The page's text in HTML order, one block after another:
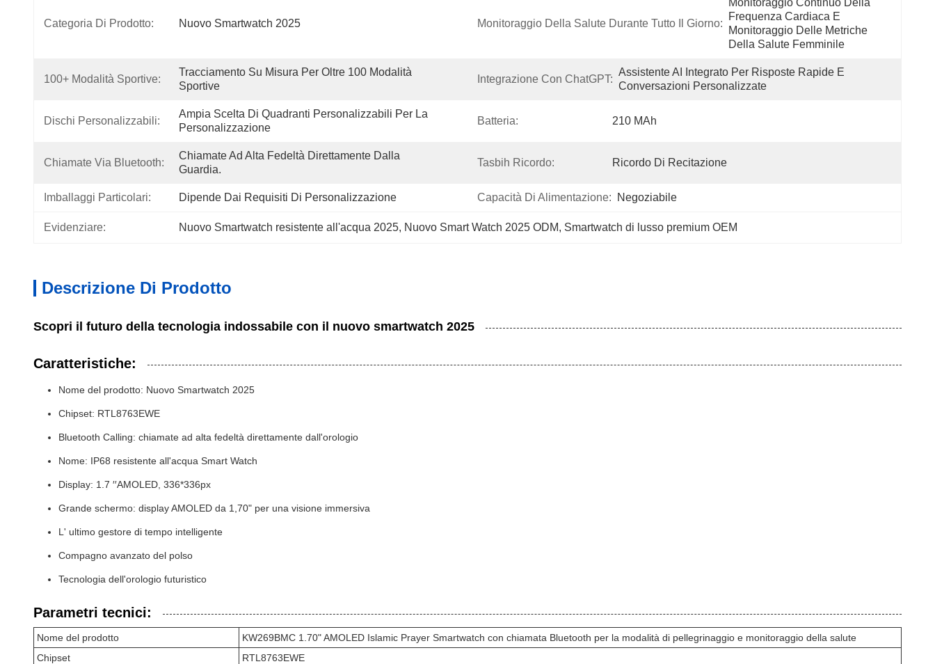
Categoria Di Prodotto: Nuovo Smartwatch 2025 Monitoraggio Della Salute Durante Tutto Il Giorno:
Monitoraggio Continuo Della
Frequenza Cardiaca E
Monitoraggio Delle Metriche
Della Salute Femminile
100+ Modalità Sportive:
Tracciamento Su Misura Per Oltre 100 Modalità
Sportive
Integrazione Con ChatGPT:
Assistente AI Integrato Per Risposte Rapide E
Conversazioni Personalizzate
Dischi Personalizzabili:
Ampia Scelta Di Quadranti Personalizzabili Per La
Personalizzazione
Batteria: 210 MAh
Chiamate Via Bluetooth:
Chiamate Ad Alta Fedeltà Direttamente Dalla
Guardia.
Tasbih Ricordo: Ricordo Di Recitazione
Imballaggi Particolari: Dipende Dai Requisiti Di Personalizzazione Capacità Di Alimentazione: Negoziabile
Evidenziare: Nuovo Smartwatch resistente all'acqua 2025, Nuovo Smart Watch 2025 ODM, Smartwatch di lusso premium OEM
Descrizione Di Prodotto
Scopri il futuro della tecnologia indossabile con il nuovo smartwatch 2025
Caratteristiche:
Nome del prodotto: Nuovo Smartwatch 2025
Chipset: RTL8763EWE
Bluetooth Calling: chiamate ad alta fedeltà direttamente dall'orologio
Nome: IP68 resistente all'acqua Smart Watch
Display: 1.7 ′′AMOLED, 336*336px
Grande schermo: display AMOLED da 1,70" per una visione immersiva
L' ultimo gestore di tempo intelligente
Compagno avanzato del polso
Tecnologia dell'orologio futuristico
Parametri tecnici:
Nome del prodotto
KW269BMC 1.70" AMOLED Islamic Prayer Smartwatch con chiamata Bluetooth per la modalità di pellegrinaggio e monitoraggio della salute
Chipset
RTL8763EWE